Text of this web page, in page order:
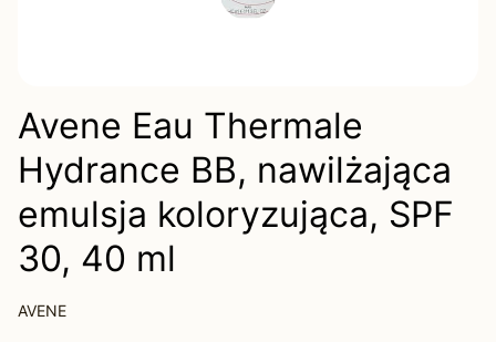
Avene Eau Thermale
Hydrance BB, nawilżająca
emulsja koloryzująca, SPF
30, 40 ml
AVENE